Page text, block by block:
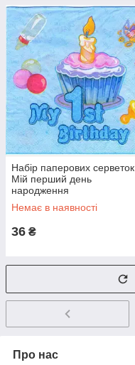
Набір паперових серветок
Мій перший день
народження
Немає в наявності
36 ₴
Про нас